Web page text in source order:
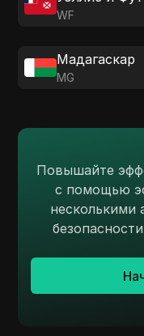
WF
Мадагаскар
MG
Повышайте
с помощью
несколькими